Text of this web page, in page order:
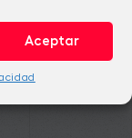
Aceptar